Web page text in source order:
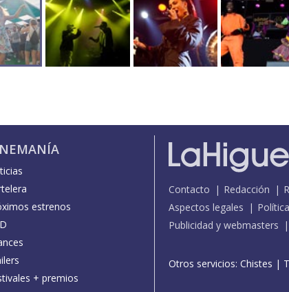
estrenos
+ premios
Contacto Redacción
Aspectos legales
Publicidad y webmasters
Otros servicios: Chistes |